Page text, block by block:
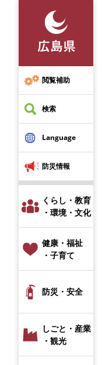
先
頭
で
す
閲覧補助
検索
Language
防災情報
くらし・教育
・環境・文化
健康・福祉
・子育て
防災・安全
しごと・産業
・観光